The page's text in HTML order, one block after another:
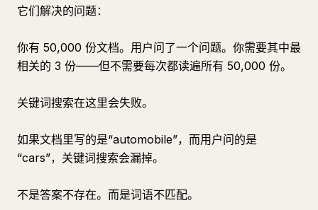
它们解决的问题：
你有 50,000 份文档。用户问了一个问题。你需要其中最
相关的 3 份——但不需要每次都读遍所有 50,000 份。
关键词搜索在这里会失败。
如果文档里写的是“automobile”，而用户问的是
“cars”，关键词搜索会漏掉。
不是答案不存在。而是词语不匹配。